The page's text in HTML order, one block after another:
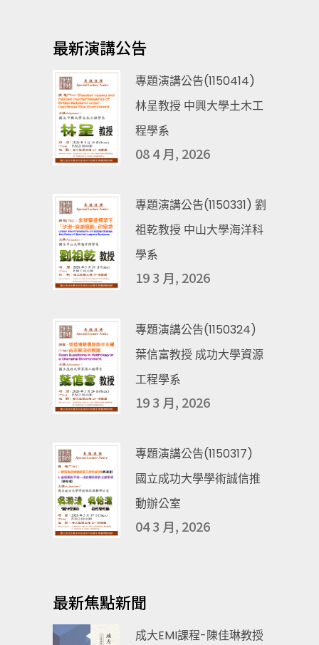
最新演講公告
專題演講公告(1150414)
林呈教授 中興大學土木工
程學系
08 4 月, 2026
專題演講公告(1150331) 劉
祖乾教授 中山大學海洋科
學系
19 3 月, 2026
專題演講公告(1150324)
葉信富教授 成功大學資源
工程學系
19 3 月, 2026
專題演講公告(1150317)
國立成功大學學術誠信推
動辦公室
04 3 月, 2026
最新焦點新聞
成大EMI課程-陳佳琳教授